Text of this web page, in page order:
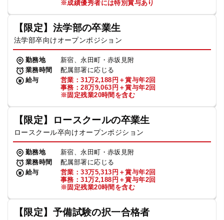
※成績優秀者には特別賞与あり
【限定】法学部の卒業生
法学部卒向けオープンポジション
勤務地
新宿、永田町・赤坂見附
業務時間
配属部署に応じる
給与
営業：31万2,188円＋賞与年2回
事務：28万9,063円＋賞与年2回
※固定残業20時間を含む
【限定】ロースクールの卒業生
ロースクール卒向けオープンポジション
勤務地
新宿、永田町・赤坂見附
業務時間
配属部署に応じる
給与
営業：33万5,313円＋賞与年2回
事務：31万2,188円＋賞与年2回
※固定残業20時間を含む
【限定】予備試験の択一合格者